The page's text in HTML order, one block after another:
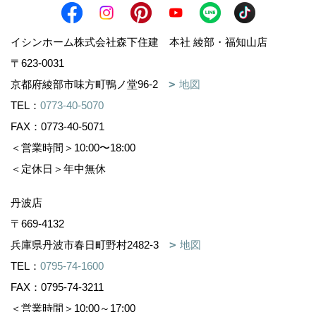
イシンホーム株式会社森下住建 本社 綾部・福知山店
〒623-0031
京都府綾部市味方町鴨ノ堂96-2
地図
TEL： 0773-40-5070
FAX：0773-40-5071
＜営業時間＞10:00〜18:00
＜定休日＞年中無休
丹波店
〒669-4132
兵庫県丹波市春日町野村2482-3
地図
TEL： 0795-74-1600
FAX：0795-74-3211
＜営業時間＞10:00～17:00